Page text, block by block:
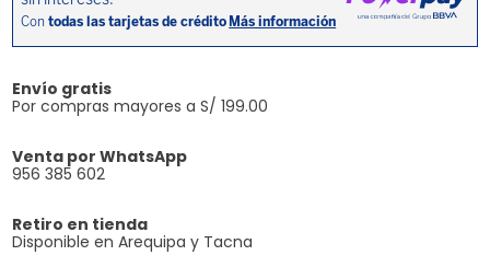
Envío gratis
Por compras mayores a S/ 199.00
Venta por WhatsApp
956 385 602
Retiro en tienda
Disponible en Arequipa y Tacna